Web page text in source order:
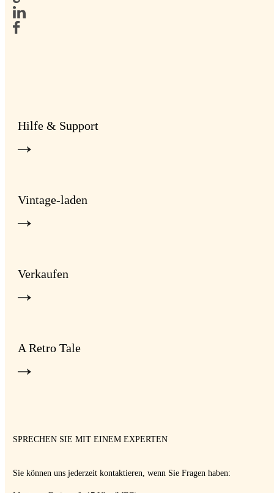
Hilfe & Support
Vintage-laden
Verkaufen
A Retro Tale
SPRECHEN SIE MIT EINEM EXPERTEN
Sie können uns jederzeit kontaktieren, wenn Sie Fragen haben: